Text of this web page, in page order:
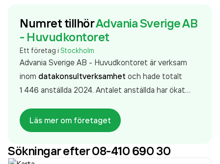
Numret tillhörAdvania Sverige AB
- Huvudkontoret
Ett företag i Stockholm
Advania Sverige AB - Huvudkontoret är verksam
inom datakonsultverksamhet och hade totalt
1 446 anställda 2024. Antalet anställda har ökat
personer på företaget. Bolaget är ett aktiebolag
som varit aktivt sedan 1982. Advania Sverige AB -
Huvudkontoretomsatte 8 172 423 000,00 kr
senaste räkenskapsåret (2024).
Läs mer om företaget
Sökningar efter 08-410 690 30